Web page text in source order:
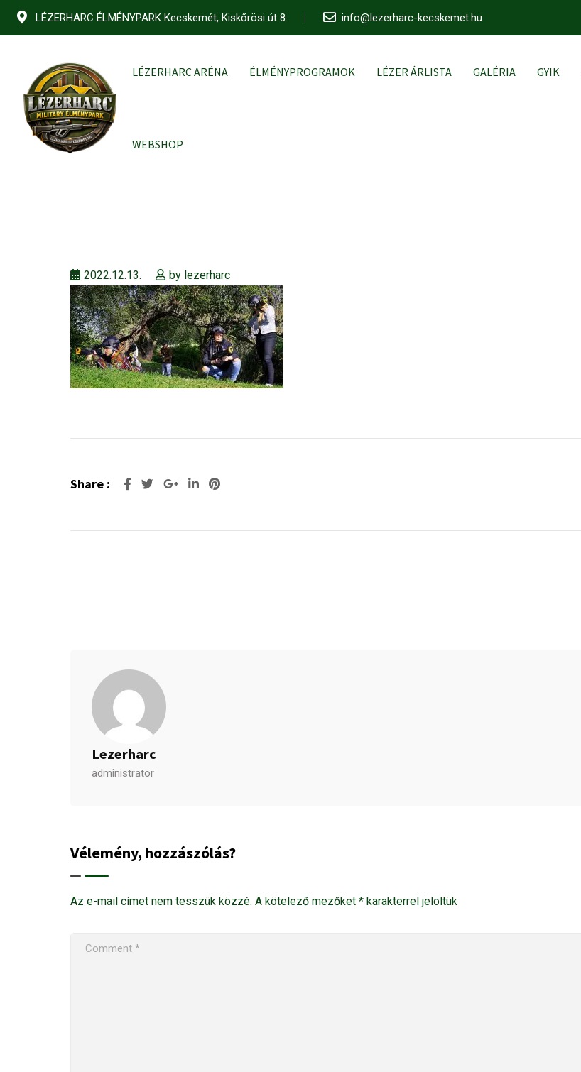
Skip
LÉZERHARC ÉLMÉNYPARK Kecskemét, Kiskőrösi út 8. info@lezerharc-kecskemet.hu
LÉZERHARC ARÉNA ÉLMÉNYPROGRAMOK LÉZER ÁRLISTA GALÉRIA GYIK
WEBSHOP
2022.12.13. by lezerharc
Share : Google+LinkedIn
Pinterest
Lezerharc
administrator
Vélemény, hozzászólás?
Az e-mail címet nem tesszük közzé. A kötelező mezőket * karakterrel jelöltük